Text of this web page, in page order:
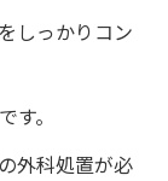
しっかりコン
。
外科処置が必